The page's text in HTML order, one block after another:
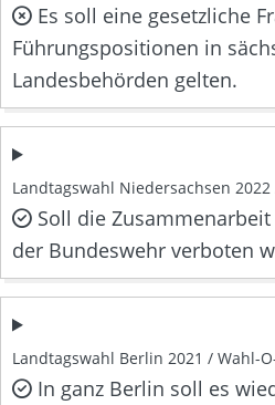
Es soll eine gesetzliche
Führungspositionen in
Landesbehörden gelten.
Landtagswahl Niedersachsen
Soll die
der Bundeswehr verboten
Landtagswahl Berlin 2021 / Wahl-
In ganz Berlin soll es